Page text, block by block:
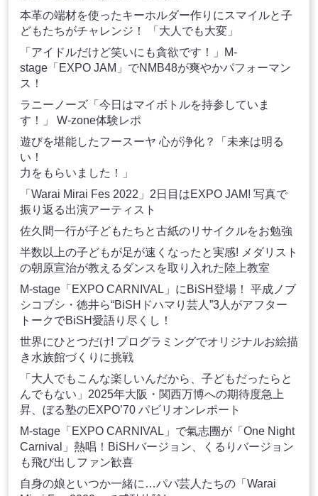
本革の端材を使ったキーホルダー作りにスマイルと子
どもたちがチャレンジ！ 「大人でも大変」
「アイドルだけど笑いにも貪欲です！」M-
stage「EXPO JAM」でNMB48が爽やかパフォーマン
ス！
ラニーノーズ「今日はマイボトルを持参していま
す！」 W-zone体験レポ
遊びを堪能したフースーヤ 心が浄化？「未来は明る
い！
力をもらいました！」
「Warai Mirai Fes 2022」2日目はEXPO JAM! 写真で
振り返る出演アーティスト
佐久間一行が子どもたちと古紙のリサイクルをお勉強
半数以上の子どもが足が速くなったと実感! メダリスト
の朝原宣治が教えるダンスを取り入れた陸上教室
M-stage「EXPO CARNIVAL」にBiSH登場！ 平成ノブ
シコブシ・徳井ら“BiSHドハマり芸人”3人がアフター
トークでBiSH愛語り尽くし！
世界にひとつだけ! プログラミングでオリジナルお絵描
き水族館づくりに挑戦
「大人でもこんな楽しいんだから、子どもだったらと
んでもない」2025年大阪・関西万博への期待度急上
昇、ぼる塾のEXPO’70 パビリオンレポート
M-stage「EXPO CARNIVAL」で氣志團が「One Night
Carnival」熱唱！BiSHバージョン、くるりバージョン
も飛び出しファン歓喜
自身の娘といつか一緒に…パパ芸人たちの「Warai